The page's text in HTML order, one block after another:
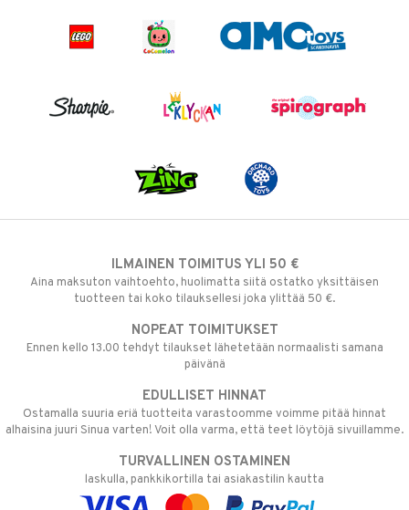
ILMAINEN TOIMITUS YLI 50 €
Aina maksuton vaihtoehto, huolimatta siitä ostatko yksittäisen
tuotteen tai koko tilauksellesi joka ylittää 50 €.
NOPEAT TOIMITUKSET
Ennen kello 13.00 tehdyt tilaukset lähetetään normaalisti samana
päivänä
EDULLISET HINNAT
Ostamalla suuria eriä tuotteita varastoomme voimme pitää hinnat
alhaisina juuri Sinua varten! Voit olla varma, että teet löytöjä sivuillamme.
TURVALLINEN OSTAMINEN
laskulla, pankkikortilla tai asiakastilin kautta